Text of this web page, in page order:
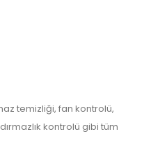
temizliği, fan kontrolü,
kontrolü gibi tüm